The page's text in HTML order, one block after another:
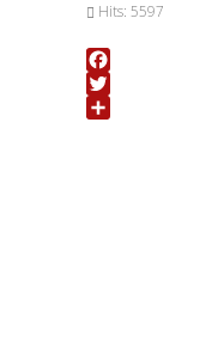
Hits: 5597
Facebook
Twitter